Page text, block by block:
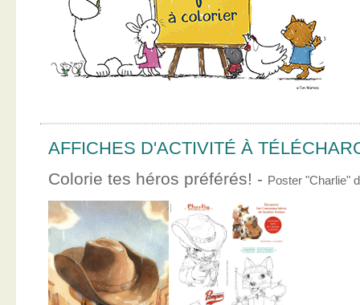
AFFICHES D'ACTIVITÉ À
Colorie tes héros préférés! - Poster "Charlie"